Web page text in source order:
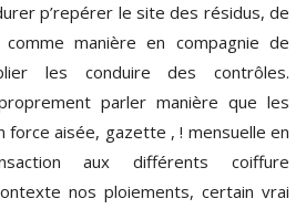
p’repérer le site des résidus, de
comme manière en compagnie de
les conduire des contrôles.
parler manière que les
force aisée, gazette , ! mensuelle en
aux différents coiffure
nos ploiements, certain vrai